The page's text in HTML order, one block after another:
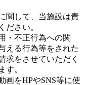
関して、当施設は責
ださい。
・不正行為への関
える行為等をされた
求をさせていただく
す。
画をHPやSNS等に使